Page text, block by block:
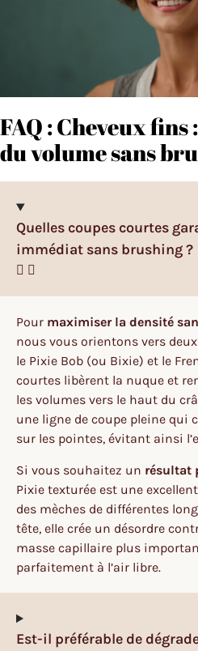
FAQ : Cheveux fins
du volume sans
Quelles coupes courtes
immédiat sans brushing ?
Pour maximiser la densité
nous vous orientons vers
le Pixie Bob (ou Bixie) et le
courtes libèrent la nuque et
les volumes vers le haut du
une ligne de coupe pleine qui
sur les pointes, évitant ainsi
Si vous souhaitez un résultat
Pixie texturée est une
des mèches de différentes
tête, elle crée un désordre
masse capillaire plus
parfaitement à l’air libre.
Est-il préférable de